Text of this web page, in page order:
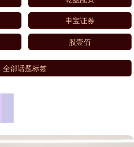
申宝证券
股壹佰
全部话题标签